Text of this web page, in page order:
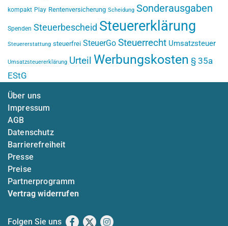
kompakt Play Rentenversicherung Scheidung Sonderausgaben
Spenden Steuerbescheid Steuererklärung
Steuererstattung steuerfrei SteuerGo Steuerrecht Umsatzsteuer
Umsatzsteuererklärung Urteil Werbungskosten § 35a
EStG
Über uns
Impressum
AGB
Datenschutz
Barrierefreiheit
Presse
Preise
Partnerprogramm
Vertrag widerrufen
Folgen Sie uns Facebook
X Instagram